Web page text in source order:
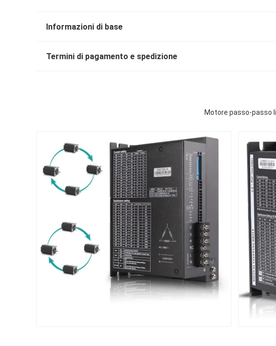
Informazioni di base
Termini di pagamento e spedizione
Motore passo-passo